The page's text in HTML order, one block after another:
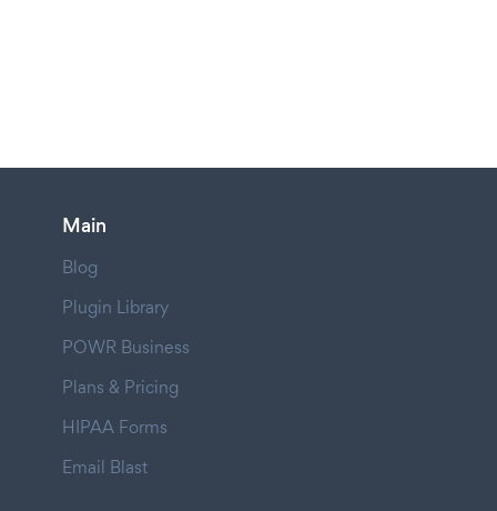
Main
Blog
Plugin Library
POWR Business
Plans & Pricing
HIPAA Forms
Email Blast